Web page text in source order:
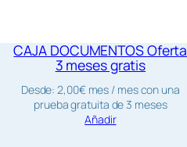
CAJA DOCUMENTOS Oferta
3 meses gratis
Desde:2,00€mes / mes con una
prueba gratuita de 3 meses
Añadir